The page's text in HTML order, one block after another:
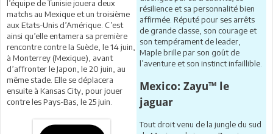
résilience et sa personnalité bien
affirmée. Réputé pour ses arrêts
de grande classe, son courage et
son tempérament de leader,
Maple brille par son goût de
l’aventure et son instinct infaillible.
Mexico: Zayu™ le
jaguar
Tout droit venu de la jungle du sud
l’équipe de Tunisie jouera deux
matchs au Mexique et un troisième
aux Etats-Unis d’Amérique. C’est
ainsi qu’elle entamera sa première
rencontre contre la Suède, le 14 juin,
à Monterrey (Mexique), avant
d’affronter le Japon, le 20 juin, au
même stade. Elle se déplacera
ensuite à Kansas City, pour jouer
contre les Pays-Bas, le 25 juin.